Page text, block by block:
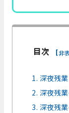
目次 [非
1. 深夜残
2. 深夜残
3. 深夜残